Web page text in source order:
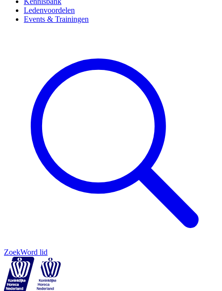
Ledenvoordelen
Events & Trainingen
ZoekWord lid